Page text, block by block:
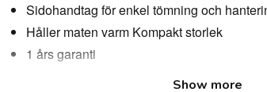
Sidohandtag för enkel tömning och
Håller maten varm Kompakt storlek
1 års garanti
Show more